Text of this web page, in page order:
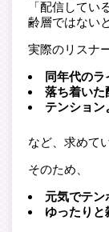
「配信して
齢層ではない
実際のリスナ
同年代の
落ち着いた
テンション
など、求めて
そのため、
元気でテン
ゆったり